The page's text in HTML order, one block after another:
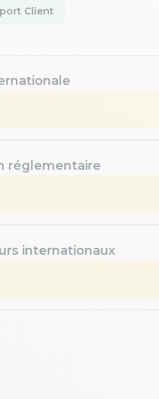
Client
réglementaire
internationaux